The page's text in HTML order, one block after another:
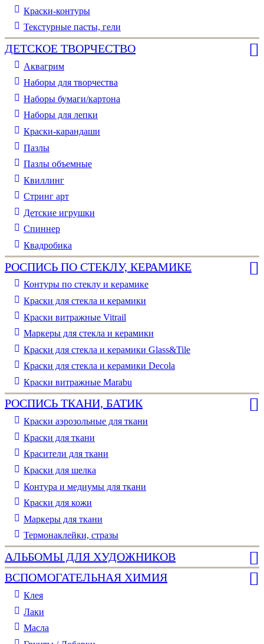
Краски-контуры
Текстурные пасты, гели
ДЕТСКОЕ ТВОРЧЕСТВО
Аквагрим
Наборы для творчества
Наборы бумаги/картона
Наборы для лепки
Краски-карандаши
Пазлы
Пазлы объемные
Квиллинг
Стринг арт
Детские игрушки
Спиннер
Квадробика
РОСПИСЬ ПО СТЕКЛУ, КЕРАМИКЕ
Контуры по стеклу и керамике
Краски для стекла и керамики
Краски витражные Vitrail
Маркеры для стекла и керамики
Краски для стекла и керамики Glass&Tile
Краски для стекла и керамики Decola
Краски витражные Marabu
РОСПИСЬ ТКАНИ, БАТИК
Краски аэрозольные для ткани
Краски для ткани
Красители для ткани
Краски для шелка
Контура и медиумы для ткани
Краски для кожи
Маркеры для ткани
Термонаклейки, стразы
АЛЬБОМЫ ДЛЯ ХУДОЖНИКОВ
ВСПОМОГАТЕЛЬНАЯ ХИМИЯ
Клея
Лаки
Масла